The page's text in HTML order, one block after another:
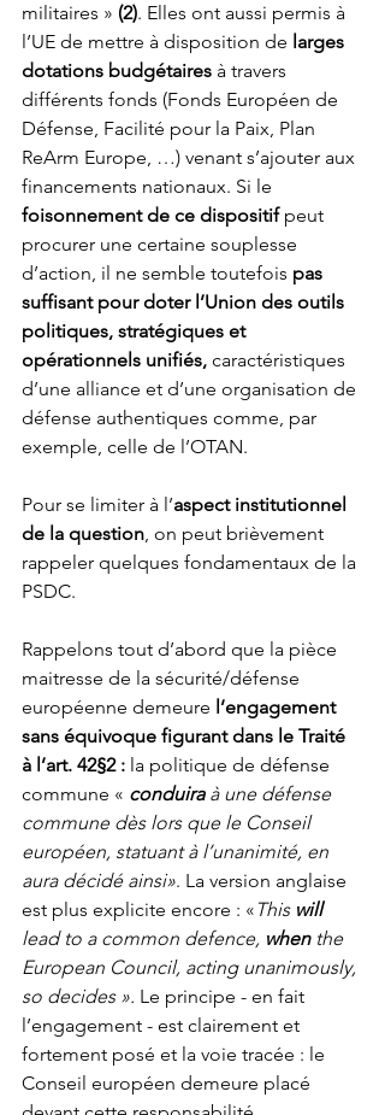
militaires » (2). Elles ont aussi permis à
l’UE de mettre à disposition de larges
dotations budgétaires à travers
différents fonds (Fonds Européen de
Défense, Facilité pour la Paix, Plan
ReArm Europe, …) venant s’ajouter aux
financements nationaux. Si le
foisonnement de ce dispositif peut
procurer une certaine souplesse
d’action, il ne semble toutefois pas
suffisant pour doter l’Union des outils
politiques, stratégiques et
opérationnels unifiés, caractéristiques
d’une alliance et d’une organisation de
défense authentiques comme, par
exemple, celle de l’OTAN.
Pour se limiter à l’aspect institutionnel
de la question, on peut brièvement
rappeler quelques fondamentaux de la
PSDC.
Rappelons tout d’abord que la pièce
maitresse de la sécurité/défense
européenne demeure l’engagement
sans équivoque figurant dans le Traité
à l’art. 42§2 : la politique de défense
commune « conduira à une défense
commune dès lors que le Conseil
européen, statuant à l’unanimité, en
aura décidé ainsi». La version anglaise
est plus explicite encore : « This will
lead to a common defence, when the
European Council, acting unanimously,
so decides ». Le principe - en fait
l’engagement - est clairement et
fortement posé et la voie tracée : le
Conseil européen demeure placé